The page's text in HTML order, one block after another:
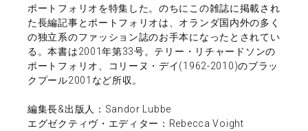
ポートフォリオを特集した。のちにこの雑誌に掲載され
た長編記事とポートフォリオは、オランダ国内外の多く
の独立系のファッション誌のお手本になったとされてい
る。本書は2001年第33号。テリー・リチャードソンの
ポートフォリオ、コリーヌ・デイ(1962-2010)のブラッ
クプール2001など所収。
編集長&出版人：Sandor Lubbe
エグゼクティヴ・エディター：Rebecca Voight